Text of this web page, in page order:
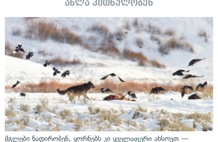
ახლა კითხულობენ
მგლები ნადირობენ, ყორნებს კი ყველაფერი ახსოვთ —